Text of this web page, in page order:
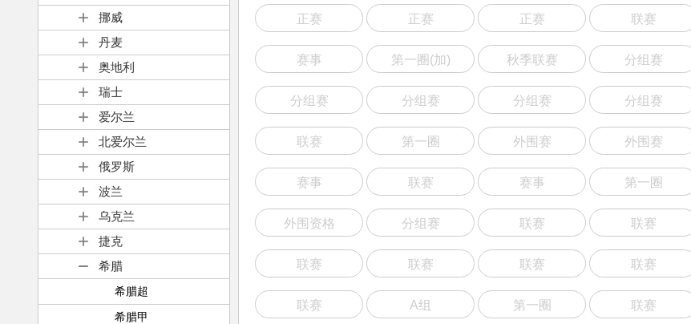
挪威
丹麦
奥地利
瑞士
爱尔兰
北爱尔兰
俄罗斯
波兰
乌克兰
捷克
希腊
希腊超
希腊甲
正赛 正赛 正赛 联赛
赛事 第一圈(加) 秋季联赛 分组赛
分组赛 分组赛 分组赛 分组赛
联赛 第一圈 外围赛 外围赛
赛事 联赛 赛事 第一圈
外围资格 分组赛 联赛 联赛
联赛 联赛 联赛 联赛
联赛 A组 第一圈 联赛